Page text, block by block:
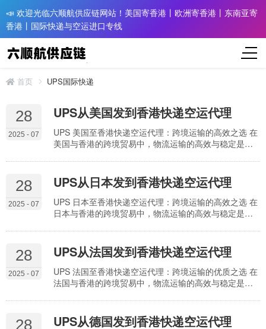
📣 欢迎光临六顺航供应链网站！美国寄香港丨欧洲寄香港丨东南亚寄
香港丨国际快递与空运进口专线
首页 UPS国际快递
28
2025 - 07
UPS从美国发到香港快递空运代理
UPS 美国至香港快递空运代理：跨境运输的高效之选 在
美国与香港的跨境贸易中，物流运输的高效与稳定是企
在美国的全境代理，整合 UPS 的全球物流网络与本地化
服务优势，为两地货物运输提供一站式门到门空运服
务，成为众多企业信赖的合作伙伴。 空运代理服务的核
心优势 全域取派覆盖 万顺航在美国纽约、洛杉矶、芝加
哥等主要城市设有服务站点，实现全境上门取件…
28
2025 - 07
UPS从日本发到香港快递空运代理
UPS 日本至香港快递空运代理：跨境运输的高效之选 在
日本与香港的跨境贸易中，物流运输的高效与稳定是企
在日本的全境代理，整合 UPS 的全球物流网络与本地化
服务优势，为两地货物运输提供一站式门到门空运服
务，成为众多企业信赖的合作伙伴。 空运代理服务的核
心优势 全域取派覆盖 万顺航在日本东京、大阪、名古屋
等主要城市设有服务站点，实现全境上门取件。…
28
2025 - 07
UPS从法国发到香港快递空运代理
UPS 法国至香港快递空运代理：跨境运输的优质之选 在
法国与香港的跨境贸易中，物流运输的高效与稳定是企
国的全境代理，整合 UPS 的全球物流网络与本地化服务
优势，为两地货物运输提供一站式门到门空运服务，成
28 UPS从德国发到香港快递空运代理